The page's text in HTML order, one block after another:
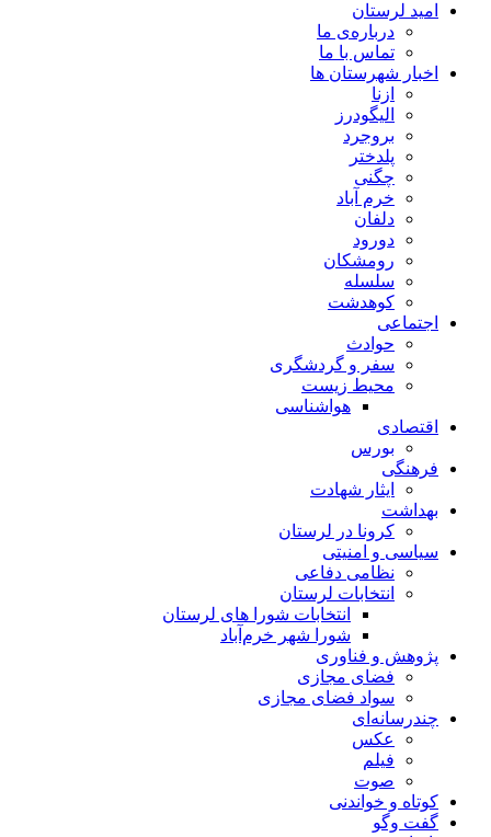
امید لرستان
درباره‌ی ما
تماس با ما
اخبار شهرستان ها
ازنا
الیگودرز
بروجرد
پلدختر
چگنی
خرم آباد
دلفان
دورود
رومشکان
سلسله
کوهدشت
اجتماعی
حوادث
سفر و گردشگری
محیط زیست
هواشناسی
اقتصادی
بورس
فرهنگی
ایثار شهادت
بهداشت
کرونا در لرستان
سیاسی و امنیتی
نظامی دفاعی
انتخابات لرستان
انتخابات شورا های لرستان
شورا شهر خرم‌آباد
پژوهش و فناوری
فضای مجازی
سواد فضای مجازی
چندرسانه‌ای
عكس
فیلم
صوت
کوتاه و خواندنی
گفت وگو